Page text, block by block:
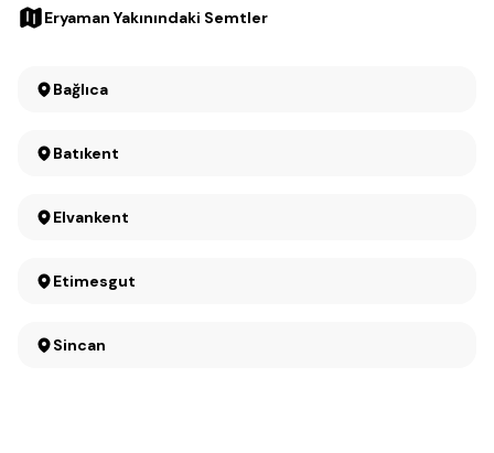
Eryaman Yakınındaki Semtler
Bağlıca
Batıkent
Elvankent
Etimesgut
Sincan